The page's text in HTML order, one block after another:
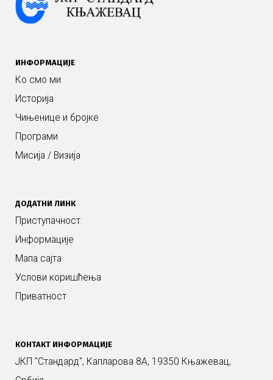
ИНФОРМАЦИЈЕ
Ко смо ми
Историја
Чињенице и бројке
Програми
Мисија / Визија
ДОДАТНИ ЛИНК
Приступачност
Информације
Мапа сајта
Услови коришћења
Приватност
КОНТАКТ ИНФОРМАЦИЈЕ
ЈКП "Стандард", Капларова 8А, 19350 Књажевац,